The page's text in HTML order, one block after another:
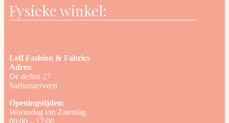
Fysieke winkel:
Leff Fashion & Fabrics
Adres:
De dellen 27
Surhuisterveen
Openingstijden:
Woensdag t/m Zaterdag
09:00 – 17:00